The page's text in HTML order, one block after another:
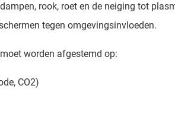
rook, roet en de neiging tot
tegen omgevingsinvloeden.
worden afgestemd op:
CO2)